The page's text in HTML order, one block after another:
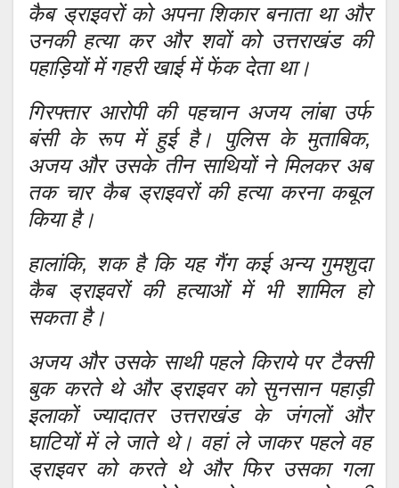
कैब ड्राइवरों को अपना शिकार बनाता था और
उनकी हत्या कर और शवों को उत्तराखंड की
पहाड़ियों में गहरी खाई में फेंक देता था।
गिरफ्तार आरोपी की पहचान अजय लांबा उर्फ
बंसी के रूप में हुई है। पुलिस के मुताबिक,
अजय और उसके तीन साथियों ने मिलकर अब
तक चार कैब ड्राइवरों की हत्या करना कबूल
किया है।
हालांकि, शक है कि यह गैंग कई अन्य गुमशुदा
कैब ड्राइवरों की हत्याओं में भी शामिल हो
सकता है।
अजय और उसके साथी पहले किराये पर टैक्सी
बुक करते थे और ड्राइवर को सुनसान पहाड़ी
इलाकों ज्यादातर उत्तराखंड के जंगलों और
घाटियों में ले जाते थे। वहां ले जाकर पहले वह
ड्राइवर को करते थे और फिर उसका गला